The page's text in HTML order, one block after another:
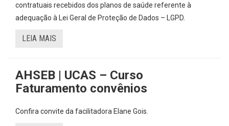
contratuais recebidos dos planos de saúde referente à
adequação à Lei Geral de Proteção de Dados – LGPD.
LEIA MAIS
AHSEB | UCAS – Curso
Faturamento convênios
Confira convite da facilitadora Elane Gois.